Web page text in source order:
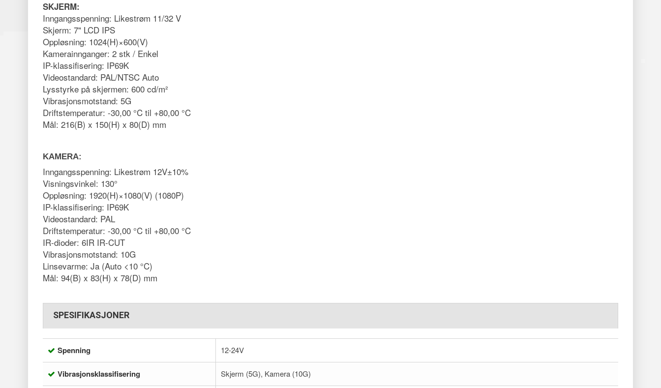
SKJERM:
Inngangsspenning: Likestrøm 11/32 V
Skjerm: 7" LCD IPS
Oppløsning: 1024(H)×600(V)
Kamerainnganger: 2 stk / Enkel
IP-klassifisering: IP69K
Videostandard: PAL/NTSC Auto
Lysstyrke på skjermen: 600 cd/m²
Vibrasjonsmotstand: 5G
Driftstemperatur: -30,00 °C til +80,00 °C
Mål: 216(B) x 150(H) x 80(D) mm
KAMERA:
Inngangsspenning: Likestrøm 12V±10%
Visningsvinkel: 130°
Oppløsning: 1920(H)×1080(V) (1080P)
IP-klassifisering: IP69K
Videostandard: PAL
Driftstemperatur: -30,00 °C til +80,00 °C
IR-dioder: 6IR IR-CUT
Vibrasjonsmotstand: 10G
Linsevarme: Ja (Auto <10 °C)
Mål: 94(B) x 83(H) x 78(D) mm
SPESIFIKASJONER
Spenning 12-24V
Vibrasjonsklassifisering Skjerm (5G), Kamera (10G)